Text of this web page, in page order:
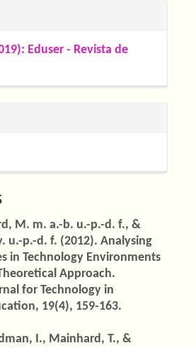
Eduser - Revista de
M. m. a.-b. u.-p.-d. f., &
u.-p.-d. f. (2012). Analysing
in Technology Environments
Approach.
for Technology in
19(4), 159-163.
I., Mainhard, T., &